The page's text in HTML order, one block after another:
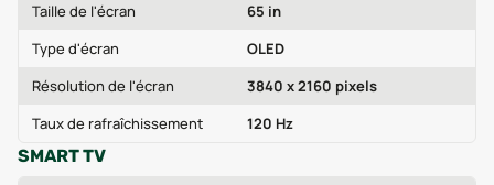
Taille de l'écran
65 in
Type d'écran
OLED
Résolution de l'écran
3840 x 2160 pixels
Taux de rafraîchissement
120 Hz
SMART TV